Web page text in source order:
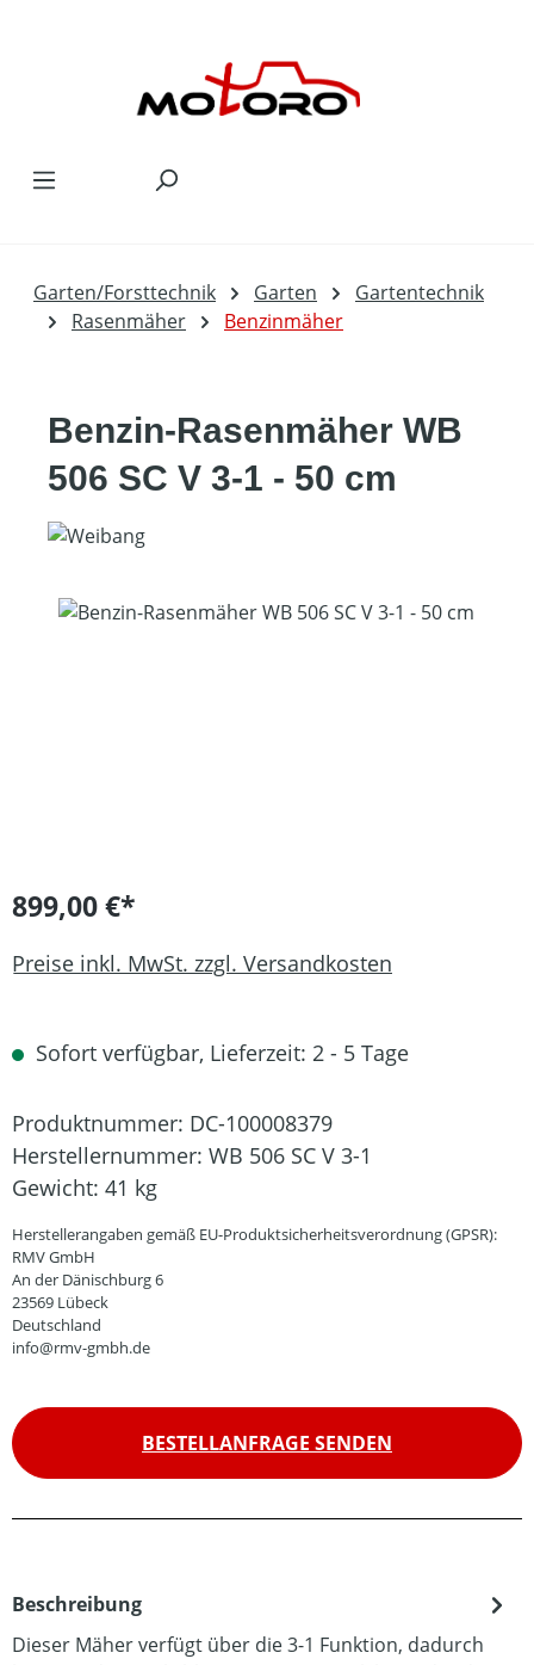
Garten/Forsttechnik Garten
Gartentechnik
Rasenmäher
Benzinmäher
Benzin-Rasenmäher WB
506 SC V 3-1 - 50 cm
Bildergalerie überspringen
899,00 €*
Preise inkl. MwSt. zzgl. Versandkosten
Sofort verfügbar, Lieferzeit: 2 - 5 Tage
Produktnummer: DC-100008379
Herstellernummer: WB 506 SC V 3-1
Gewicht: 41 kg
Herstellerangaben gemäß EU-Produktsicherheitsverordnung (GPSR):
RMV GmbH
An der Dänischburg 6
23569 Lübeck
Deutschland
info@rmv-gmbh.de
BESTELLANFRAGE SENDEN
Beschreibung
Dieser Mäher verfügt über die 3-1 Funktion, dadurch